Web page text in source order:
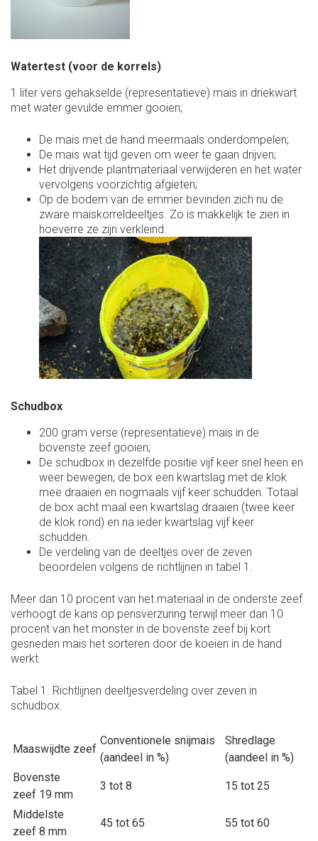
Watertest (voor de korrels)
1 liter vers gehakselde (representatieve) mais in driekwart
met water gevulde emmer gooien;
De mais met de hand meermaals onderdompelen;
De mais wat tijd geven om weer te gaan drijven;
Het drijvende plantmateriaal verwijderen en het water
vervolgens voorzichtig afgieten;
Op de bodem van de emmer bevinden zich nu de
zware maiskorreldeeltjes. Zo is makkelijk te zien in
hoeverre ze zijn verkleind.
Schudbox
200 gram verse (representatieve) mais in de
bovenste zeef gooien;
De schudbox in dezelfde positie vijf keer snel heen en
weer bewegen; de box een kwartslag met de klok
mee draaien en nogmaals vijf keer schudden. Totaal
de box acht maal een kwartslag draaien (twee keer
de klok rond) en na ieder kwartslag vijf keer
schudden.
De verdeling van de deeltjes over de zeven
beoordelen volgens de richtlijnen in tabel 1.
Meer dan 10 procent van het materiaal in de onderste zeef
verhoogt de kans op pensverzuring terwijl meer dan 10
procent van het monster in de bovenste zeef bij kort
gesneden mais het sorteren door de koeien in de hand
werkt.
Tabel 1. Richtlijnen deeltjesverdeling over zeven in
schudbox.
Maaswijdte zeef
Conventionele snijmais
(aandeel in %)
Shredlage
(aandeel in %)
Bovenste
zeef 19 mm
3 tot 8 15 tot 25
Middelste
zeef 8 mm
45 tot 65 55 tot 60